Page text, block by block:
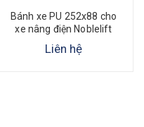
Bánh xe PU 252x88 cho
xe nâng điện Noblelift
Liên hệ